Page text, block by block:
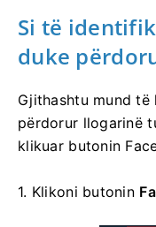
Si të
duke
Gjithashtu mund
përdorur llogarinë
klikuar butonin
1. Klikoni butonin